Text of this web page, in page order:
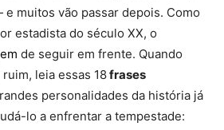
muitos vão passar depois. Como
estadista do século XX, o
de seguir em frente. Quando
leia essas 18frases
personalidades da história já
lo a enfrentar a tempestade: